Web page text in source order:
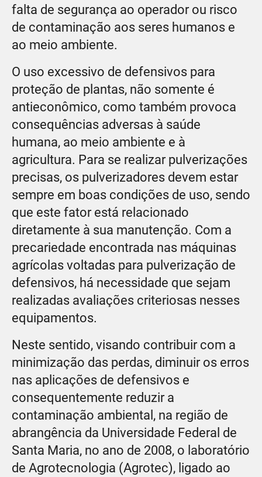
falta de segurança ao operador ou risco
de contaminação aos seres humanos e
ao meio ambiente.
O uso excessivo de defensivos para
proteção de plantas, não somente é
antieconômico, como também provoca
consequências adversas à saúde
humana, ao meio ambiente e à
agricultura. Para se realizar pulverizações
precisas, os pulverizadores devem estar
sempre em boas condições de uso, sendo
que este fator está relacionado
diretamente à sua manutenção. Com a
precariedade encontrada nas máquinas
agrícolas voltadas para pulverização de
defensivos, há necessidade que sejam
realizadas avaliações criteriosas nesses
equipamentos.
Neste sentido, visando contribuir com a
minimização das perdas, diminuir os erros
nas aplicações de defensivos e
consequentemente reduzir a
contaminação ambiental, na região de
abrangência da Universidade Federal de
Santa Maria, no ano de 2008, o laboratório
de Agrotecnologia (Agrotec), ligado ao